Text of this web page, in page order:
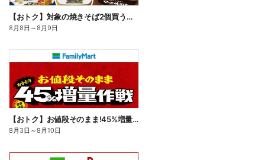
【おトク】対象の焼きそば2個買うと100円引き!
8月8日 ～8月9日
【おトク】お値段そのまま!45%増量作戦!
8月3日 ～8月10日